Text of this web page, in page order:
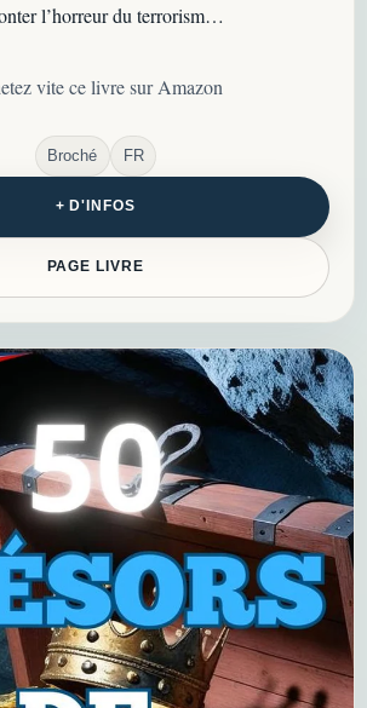
l’horreur du terrorisme,
l’oubli…
vite ce livre sur Amazon
Broché FR
+ D'INFOS
PAGE LIVRE